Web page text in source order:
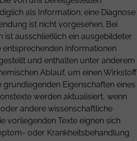
als Information; eine Diagnose
ist nicht vorgesehen. Bei
ist ausschließlich ein ausgebildeter
entsprechenden Informationen
und enthalten unter anderem
Ablauf, um einen Wirkstoff
Eigenschaften eines
werden aktualisiert, wenn
andere wissenschaftliche
vorliegenden Texte eignen sich
oder Krankheitsbehandlung